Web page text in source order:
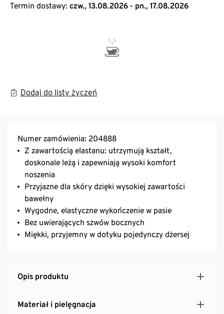
Termin dostawy: czw., 13.08.2026 - pn., 17.08.2026
Dodaj do listy życzeń
Numer zamówienia: 204888
Z zawartością elastanu: utrzymują kształt,
doskonale leżą i zapewniają wysoki komfort
noszenia
Przyjazne dla skóry dzięki wysokiej zawartości
bawełny
Wygodne, elastyczne wykończenie w pasie
Bez uwierających szwów bocznych
Miękki, przyjemny w dotyku pojedynczy dżersej
Opis produktu
Materiał i pielęgnacja